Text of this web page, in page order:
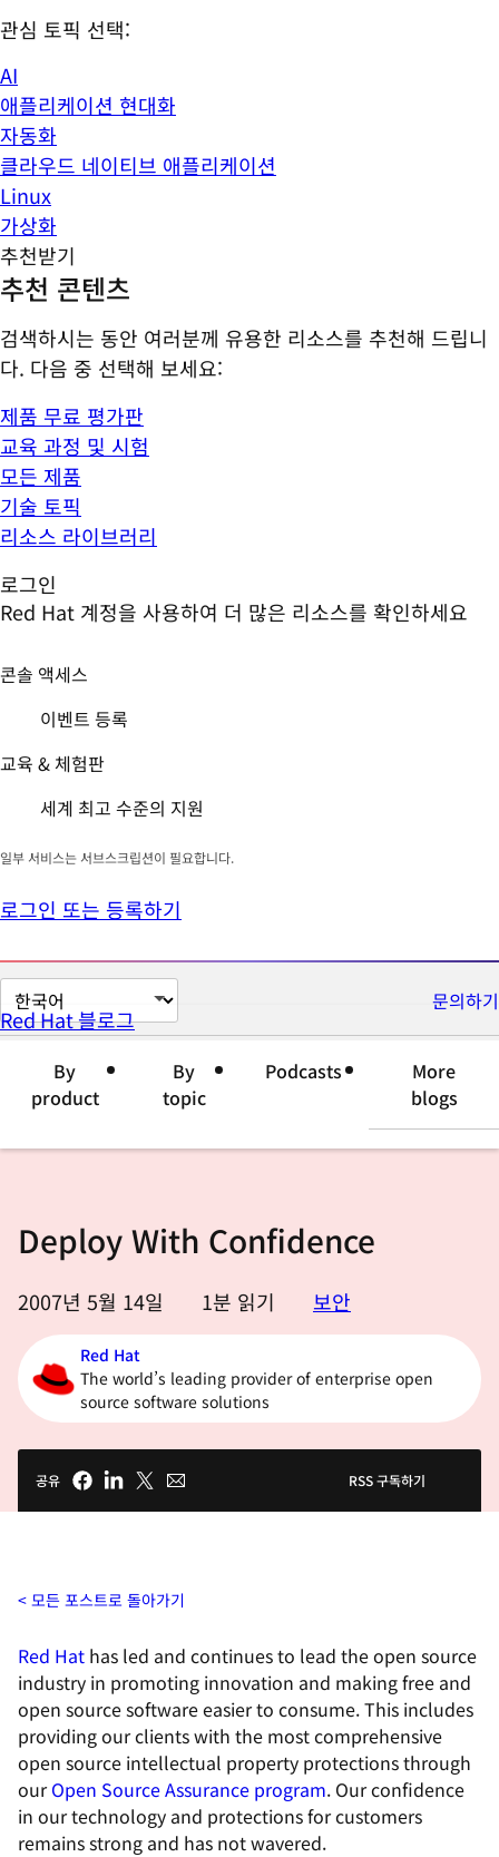
관심 토픽 선택:
AI
애플리케이션 현대화
자동화
클라우드 네이티브 애플리케이션
Linux
가상화
추천받기
추천 콘텐츠
검색하시는 동안 여러분께 유용한 리소스를 추천해 드립니
다. 다음 중 선택해 보세요:
제품 무료 평가판
교육 과정 및 시험
모든 제품
기술 토픽
리소스 라이브러리
로그인
Red Hat 계정을 사용하여 더 많은 리소스를 확인하세요
콘솔 액세스
이벤트 등록
교육 & 체험판
세계 최고 수준의 지원
일부 서비스는 서브스크립션이 필요합니다.
로그인 또는 등록하기
페
이
변
문의하기
Red Hat 블로그
By
product
By
topic
Podcasts
More
blogs
Deploy With Confidence
2007년 5월 14일 1분 읽기 보안
Red Hat
The world’s leading provider of enterprise open
source software solutions
공유 RSS 구독하기
모든 포스트로 돌아가기
Red Hat has led and continues to lead the open source
industry in promoting innovation and making free and
open source software easier to consume. This includes
providing our clients with the most comprehensive
open source intellectual property protections through
ourOpen Source Assurance program. Our confidence
in our technology and protections for customers
remains strong and has not wavered.